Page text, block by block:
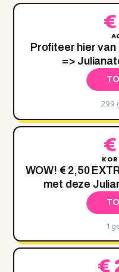
Profiteer hier van
=>
299
WOW! € 2,50
met deze
1
€